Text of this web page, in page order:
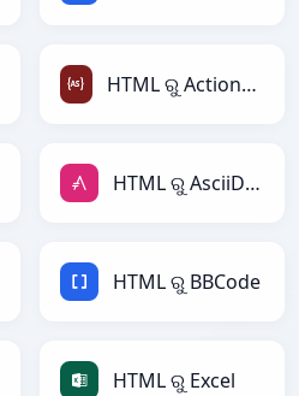
HTML ରୁ ActionScript
HTML ରୁ AsciiDoc
HTML ରୁ BBCode
HTML ରୁ Excel